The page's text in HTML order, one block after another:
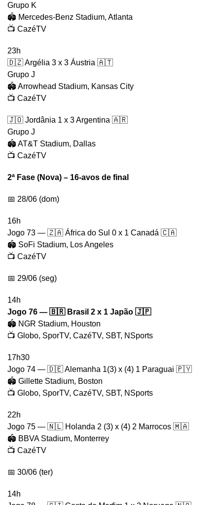
Grupo K
🏟️ Mercedes-Benz Stadium, Atlanta
📺 CazéTV
23h
🇩🇿 Argélia 3 x 3 Áustria 🇦🇹
Grupo J
🏟️ Arrowhead Stadium, Kansas City
📺 CazéTV
🇯🇴 Jordânia 1 x 3 Argentina 🇦🇷
Grupo J
🏟️ AT&T Stadium, Dallas
📺 CazéTV
2ª Fase (Nova) – 16-avos de final
📅 28/06 (dom)
16h
Jogo 73 — 🇿🇦 África do Sul 0 x 1 Canadá 🇨🇦
🏟️ SoFi Stadium, Los Angeles
📺 CazéTV
📅 29/06 (seg)
14h
Jogo 76 — 🇧🇷 Brasil 2 x 1 Japão 🇯🇵
🏟️ NGR Stadium, Houston
📺 Globo, SporTV, CazéTV, SBT, NSports
17h30
Jogo 74 — 🇩🇪 Alemanha 1(3) x (4) 1 Paraguai 🇵🇾
🏟️ Gillette Stadium, Boston
📺 Globo, SporTV, CazéTV, SBT, NSports
22h
Jogo 75 — 🇳🇱 Holanda 2 (3) x (4) 2 Marrocos 🇲🇦
🏟️ BBVA Stadium, Monterrey
📺 CazéTV
📅 30/06 (ter)
14h